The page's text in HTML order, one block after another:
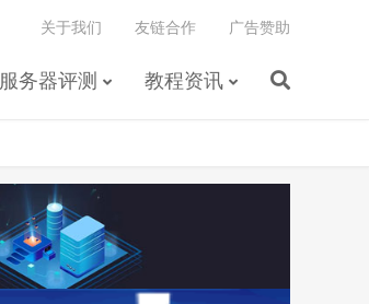
服务器评测 教程资讯
关于我们 友链合作 广告赞助